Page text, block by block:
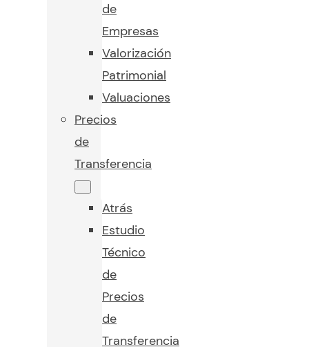
de
Empresas
Valorización
Patrimonial
Valuaciones
Precios
de
Transferencia
Atrás
Estudio
Técnico
de
Precios
de
Transferencia